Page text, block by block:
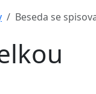
Beseda se